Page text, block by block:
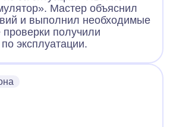
Мастер объяснил
и выполнил необходимые
получили
эксплуатации.